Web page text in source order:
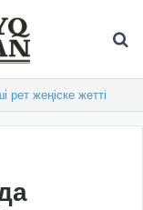
рет жеңіске жетті